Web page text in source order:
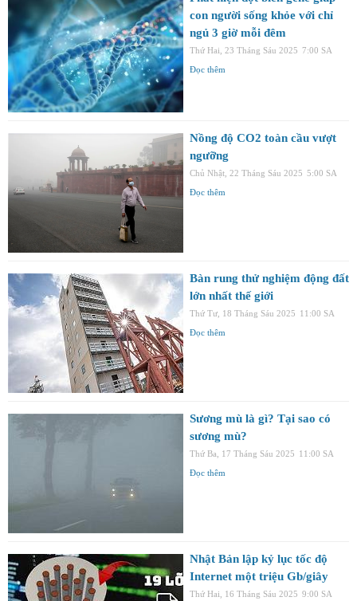
con người sống khỏe với chỉ
ngủ 3 giờ mỗi đêm
Thứ Hai, 23 Tháng Sáu 2025 7:00 SA
Đọc thêm
Nồng độ CO2 toàn cầu vượt
ngưỡng
Chủ Nhật, 22 Tháng Sáu 2025 5:00 SA
Đọc thêm
Bàn rung thử nghiệm động đất
lớn nhất thế giới
Thứ Tư, 18 Tháng Sáu 2025 11:00 SA
Đọc thêm
Sương mù là gì? Tại sao có
sương mù?
Thứ Ba, 17 Tháng Sáu 2025 11:00 SA
Đọc thêm
Nhật Bản lập kỷ lục tốc độ
Internet một triệu Gb/giây
Thứ Hai, 16 Tháng Sáu 2025 9:00 SA